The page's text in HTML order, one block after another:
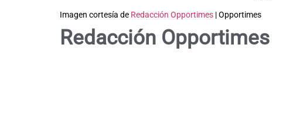
Imagen cortesía de Redacción Opportimes | Opportimes
Redacción Opportimes